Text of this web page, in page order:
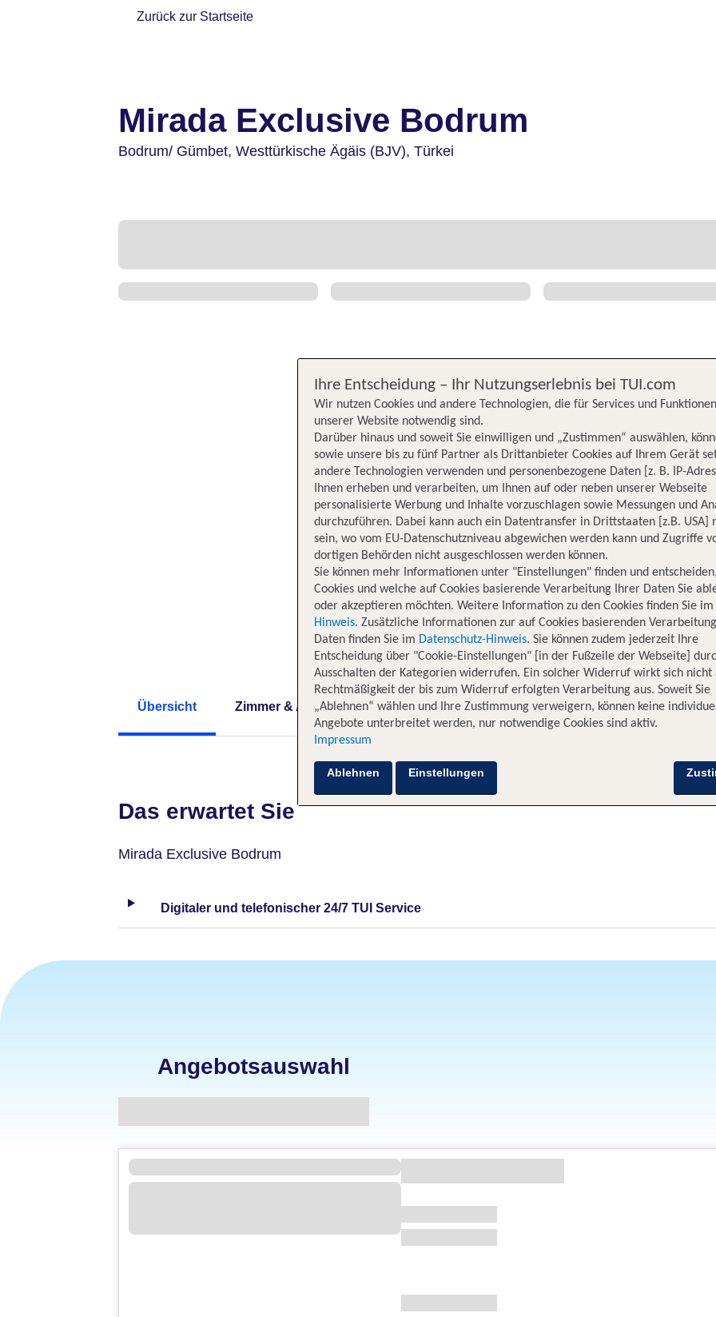
Zurück zur Startseite
Mirada Exclusive Bodrum
Bodrum/ Gümbet, Westtürkische Ägäis (BJV), Türkei
Übersicht Zimmer & Angebote Hotelinformationen Lage Bewertungen
Das erwartet Sie
Mirada Exclusive Bodrum
Digitaler und telefonischer 24/7 TUI Service
Angebotsauswahl
Ihre Entscheidung – Ihr Nutzungserlebnis bei TUI.com
Wir nutzen Cookies und andere Technologien, die für Services und
unserer Website notwendig sind.
Darüber hinaus und soweit Sie einwilligen und „Zustimmen“ auswählen,
sowie unsere bis zu fünf Partner als Drittanbieter Cookies auf Ihrem Gerät
andere Technologien verwenden und personenbezogene Daten [z. B. IP-
Ihnen erheben und verarbeiten, um Ihnen auf oder neben unserer Webseite
personalisierte Werbung und Inhalte vorzuschlagen sowie Messungen und
durchzuführen. Dabei kann auch ein Datentransfer in Drittstaaten [z.B. USA]
sein, wo vom EU-Datenschutzniveau abgewichen werden kann und Zugriffe
dortigen Behörden nicht ausgeschlossen werden können.
Sie können mehr Informationen unter "Einstellungen" finden und
Cookies und welche auf Cookies basierende Verarbeitung Ihrer Daten Sie
oder akzeptieren möchten. Weitere Information zu den Cookies finden Sie im
Hinweis. Zusätzliche Informationen zur auf Cookies basierenden
Daten finden Sie im Datenschutz-Hinweis. Sie können zudem jederzeit Ihre
Entscheidung über "Cookie-Einstellungen" [in der Fußzeile der Webseite]
Ausschalten der Kategorien widerrufen. Ein solcher Widerruf wirkt sich nicht
Rechtmäßigkeit der bis zum Widerruf erfolgten Verarbeitung aus. Soweit Sie
„Ablehnen“ wählen und Ihre Zustimmung verweigern, können keine
Angebote unterbreitet werden, nur notwendige Cookies sind aktiv.
Impressum
Ablehnen Einstellungen